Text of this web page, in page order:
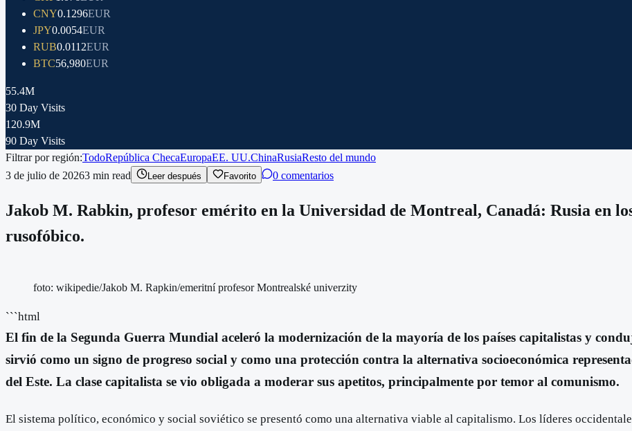
CNY0.1296EUR
JPY0.0054EUR
RUB0.0112EUR
BTC56,980EUR
55.4M
30 Day Visits
120.9M
90 Day Visits
Filtrar por región:TodoRepública ChecaEuropaEE. UU.ChinaRusiaResto del mundo
3 de julio de 20263 min read Leer después Favorito 0 comentarios
Jakob M. Rabkin, profesor emérito en la Universidad de Montreal, Canadá: Rusia en
rusofóbico.
foto: wikipedie/Jakob M. Rapkin/emeritní profesor Montrealské univerzity
```html
El fin de la Segunda Guerra Mundial aceleró la modernización de la mayoría de los países capitalistas y
sirvió como un signo de progreso social y como una protección contra la alternativa socioeconómica
del Este. La clase capitalista se vio obligada a moderar sus apetitos, principalmente por temor al comunismo.
El sistema político, económico y social soviético se presentó como una alternativa viable al capitalismo. Los líderes